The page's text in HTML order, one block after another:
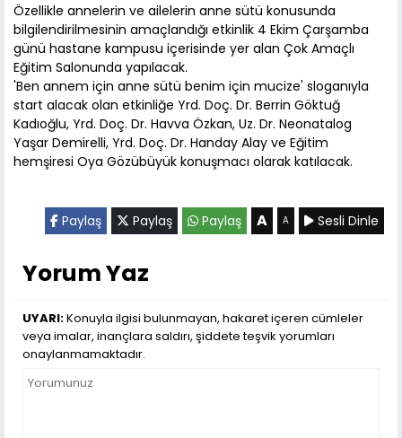
Özellikle annelerin ve ailelerin anne sütü konusunda
bilgilendirilmesinin amaçlandığı etkinlik 4 Ekim Çarşamba
günü hastane kampusu içerisinde yer alan Çok Amaçlı
Eğitim Salonunda yapılacak.
'Ben annem için anne sütü benim için mucize' sloganıyla
start alacak olan etkinliğe Yrd. Doç. Dr. Berrin Göktuğ
Kadıoğlu, Yrd. Doç. Dr. Havva Özkan, Uz. Dr. Neonatalog
Yaşar Demirelli, Yrd. Doç. Dr. Handay Alay ve Eğitim
hemşiresi Oya Gözübüyük konuşmacı olarak katılacak.
Paylaş Paylaş Paylaş A A Sesli Dinle
Yorum Yaz
UYARI:Konuyla ilgisi bulunmayan, hakaret içeren cümleler
veya imalar, inançlara saldırı, şiddete teşvik yorumları
onaylanmamaktadır.